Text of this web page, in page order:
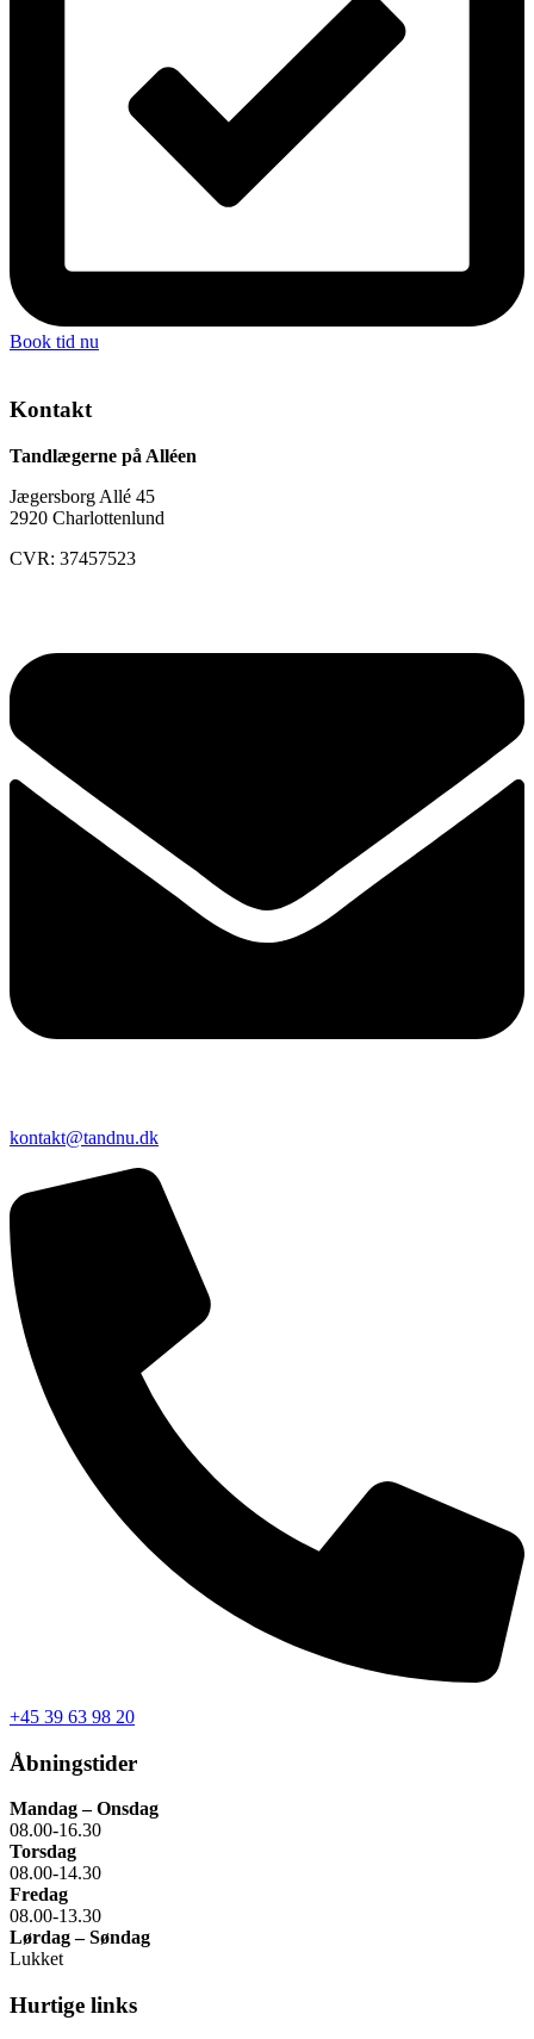
Book tid nu
Kontakt
Tandlægerne på Alléen
Jægersborg Allé 45
2920 Charlottenlund
CVR: 37457523
kontakt@tandnu.dk
+45 39 63 98 20
Åbningstider
Mandag – Onsdag
08.00-16.30
Torsdag
08.00-14.30
Fredag
08.00-13.30
Lørdag – Søndag
Lukket
Hurtige links